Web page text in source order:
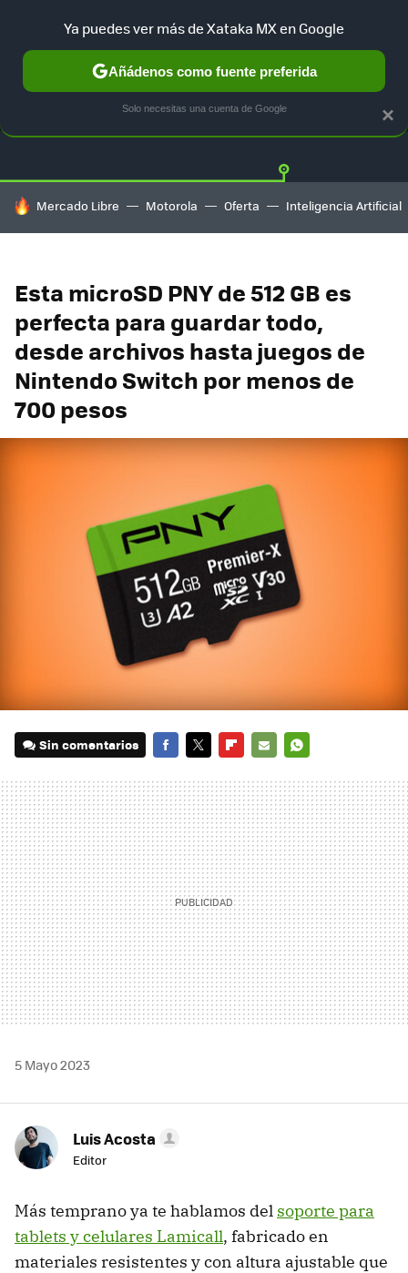
GUÍA DE COMPRAS MERCADO LIBRE
HOY SE HABLA DE
Mercado Libre Motorola Oferta Inteligencia Artificial
Esta microSD PNY de 512 GB es
perfecta para guardar todo,
desde archivos hasta juegos de
Nintendo Switch por menos de
700 pesos
Sin comentarios
MAIL
5 Mayo 2023
Luis Acosta
Editor
Más temprano ya te hablamos del soporte para
tablets y celulares Lamicall, fabricado en
materiales resistentes y con altura ajustable que
×
Ya puedes ver más de Xataka MX en Google
Añádenos como fuente preferida
Solo necesitas una cuenta de Google